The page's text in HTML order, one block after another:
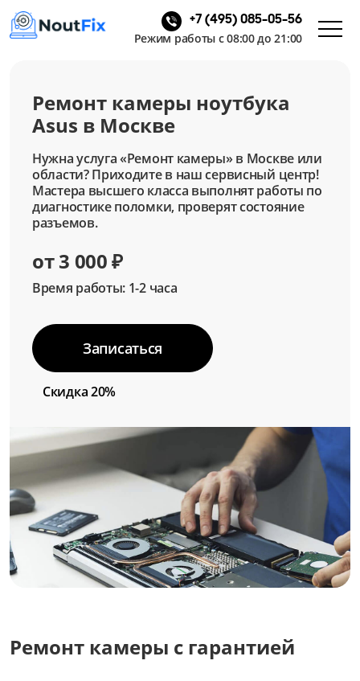
+7 (495) 085-05-56
Режим работы с 08:00 до 21:00
Ремонт камеры ноутбука
Asus в Москве
Нужна услуга «Ремонт камеры» в Москве или
области? Приходите в наш сервисный центр!
Мастера высшего класса выполнят работы по
диагностике поломки, проверят состояние
разъемов.
от 3 000 ₽
Время работы: 1-2 часа
Записаться
Скидка 20%
Ремонт камеры с гарантией